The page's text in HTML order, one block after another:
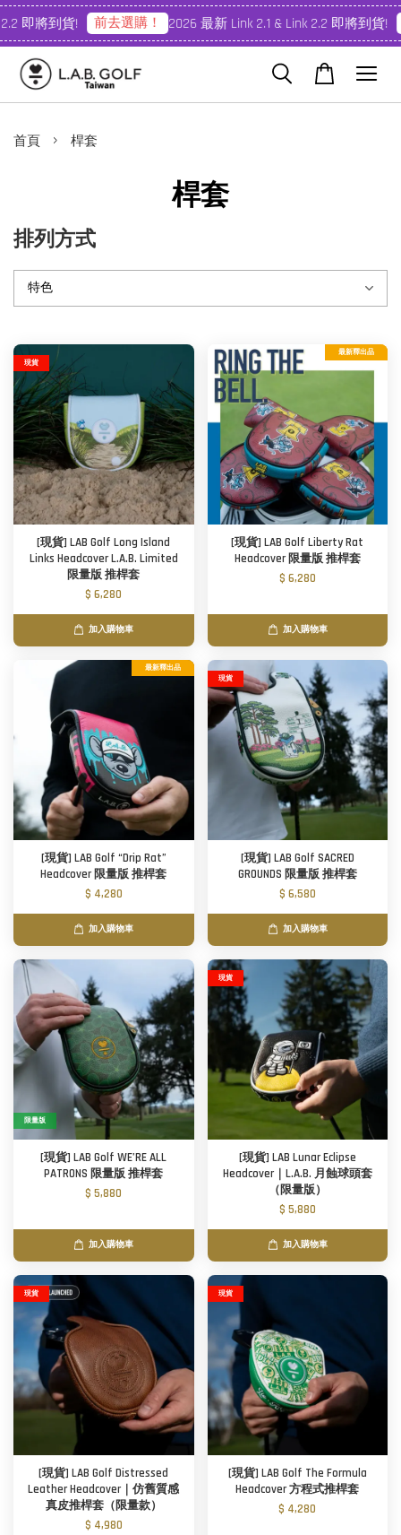
即將到貨! 前去選購！ 2026 最新 Link 2.1 & Link 2.2 即將到貨! 前
首頁 › 桿套
桿套
排列方式
現貨
[現貨] LAB Golf Long Island
Links Headcover L.A.B. Limited
限量版 推桿套
$ 6,280
加入購物車
最新釋出品
[現貨] LAB Golf Liberty Rat
Headcover 限量版 推桿套
$ 6,280
加入購物車
最新釋出品
[現貨] LAB Golf “Drip Rat”
Headcover 限量版 推桿套
$ 4,280
加入購物車
現貨
[現貨] LAB Golf SACRED
GROUNDS 限量版 推桿套
$ 6,580
加入購物車
限量版
[現貨] LAB Golf WE’RE ALL
PATRONS 限量版 推桿套
$ 5,880
加入購物車
現貨
[現貨] LAB Lunar Eclipse
Headcover｜L.A.B. 月蝕球頭套
（限量版）
$ 5,880
加入購物車
現貨
[現貨] LAB Golf Distressed
Leather Headcover｜仿舊質感
真皮推桿套（限量款）
$ 4,980
現貨
[現貨] LAB Golf The Formula
Headcover 方程式推桿套
$ 4,280